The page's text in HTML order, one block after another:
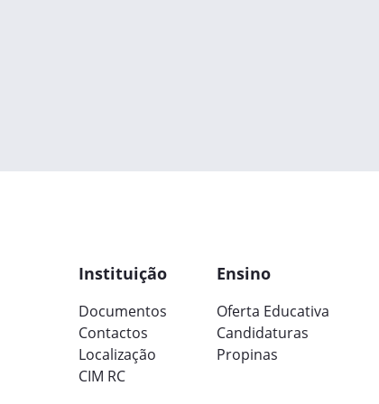
Instituição
Documentos
Contactos
Localização
CIM RC
Ensino
Oferta Educativa
Candidaturas
Propinas